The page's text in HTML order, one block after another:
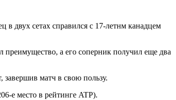
в двух сетах справился с 17-летнм канадцем
преимущество, а его соперник получил еще два
завершив матч в свою пользу.
е место в рейтинге ATP).